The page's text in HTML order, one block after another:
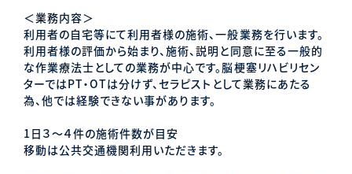
＜業務内容＞
利用者の自宅等にて利用者様の施術、一般業務を行います。
利用者様の評価から始まり、施術、説明と同意に至る一般的
な作業療法士としての業務が中心です。脳梗塞リハビリセン
ターではPT・OTは分けず、セラピストとして業務にあたる
為、他では経験できない事があります。
1日３～４件の施術件数が目安
移動は公共交通機関利用いただきます。